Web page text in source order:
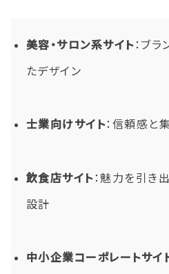
美容・サロン系サイト：ブ
たデザイン
士業向けサイト：信頼感と
飲食店サイト：魅力を引き
設計
中小企業コーポレートサイ